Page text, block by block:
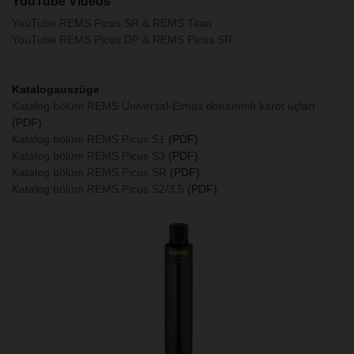
YouTube REMS Picus SR & REMS Titan
YouTube REMS Picus DP & REMS Picus SR
Katalogauszüge
Katalog bölüm REMS Üniversal-Elmas donanımlı karot uçları
(PDF)
Katalog bölüm REMS Picus S1 (PDF)
Katalog bölüm REMS Picus S3 (PDF)
Katalog bölüm REMS Picus SR (PDF)
Katalog bölüm REMS Picus S2/3,5 (PDF)